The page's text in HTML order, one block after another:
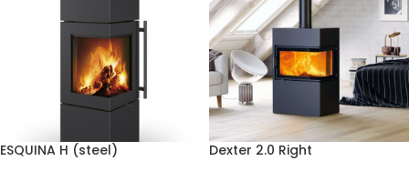
ESQUINA H (steel) Dexter 2.0 Right